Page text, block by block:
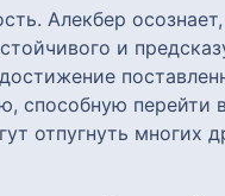
Алекбер
и
способную перейти
отпугнуть многих